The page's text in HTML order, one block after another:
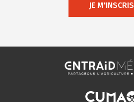
JE M'INSCRIS